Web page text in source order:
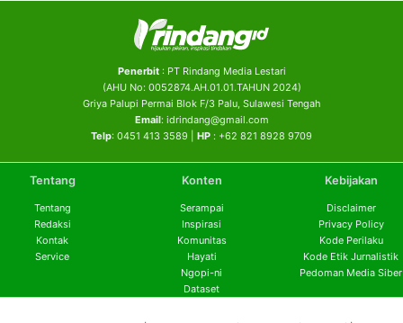
Penerbit: PT Rindang Media Lestari
(AHU No: 0052874.AH.01.01.TAHUN 2024)
Griya Palupi Permai Blok F/3 Palu, Sulawesi Tengah
Email: idrindang@gmail.com
Telp: 0451 413 3589 | HP : +62 821 8928 9709
Tentang
Tentang
Redaksi
Kontak
Service
Konten
Serampai
Inspirasi
Komunitas
Hayati
Ngopi-ni
Dataset
Kebijakan
Disclaimer
Privacy Policy
Kode Perilaku
Kode Etik Jurnalistik
Pedoman Media Siber